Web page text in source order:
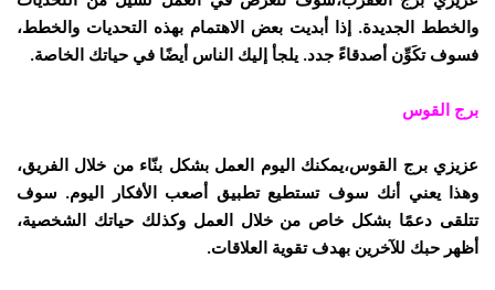
والخطط الجديدة. إذا أبديت بعض الاهتمام بهذه التحديات والخطط،
فسوف تكَوِّن أصدقاءً جدد. يلجأ إليك الناس أيضًا في حياتك الخاصة.
برج القوس
عزيزي برج القوس،يمكنك اليوم العمل بشكل بنّاء من خلال الفريق،
وهذا يعني أنك سوف تستطيع تطبيق أصعب الأفكار اليوم. سوف
تتلقى دعمًا بشكل خاص من خلال العمل وكذلك حياتك الشخصية،
أظهر حبك للآخرين بهدف تقوية العلاقات.